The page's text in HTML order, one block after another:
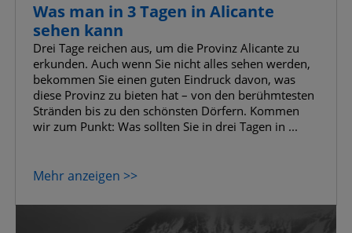
Was man in 3 Tagen in Alicante
sehen kann
Drei Tage reichen aus, um die Provinz Alicante zu
erkunden. Auch wenn Sie nicht alles sehen werden,
bekommen Sie einen guten Eindruck davon, was
diese Provinz zu bieten hat – von den berühmtesten
Stränden bis zu den schönsten Dörfern. Kommen
wir zum Punkt: Was sollten Sie in drei Tagen in ...
Mehr anzeigen >>